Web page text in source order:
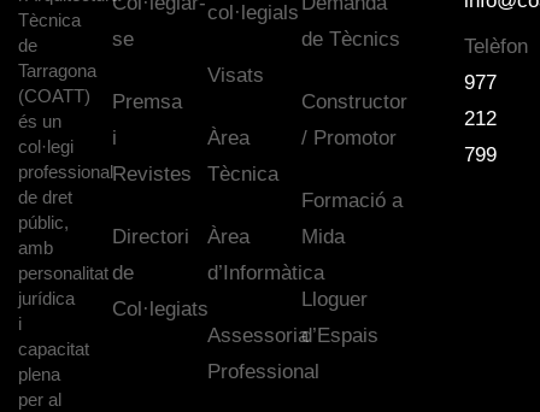
Tècnica
de
Tarragona
(COATT)
és un
col·legi
professional
de dret
públic,
amb
personalitat
jurídica
i
capacitat
plena
per al
se
Premsa
i
Revistes
Directori
de
Col·legiats
col·legials
Visats
Àrea
Tècnica
Àrea
d’Informàtica
Assessoria
Professional
de Tècnics
Constructor
/ Promotor
Formació a
Mida
Lloguer
d’Espais
Telèfon
977
212
799